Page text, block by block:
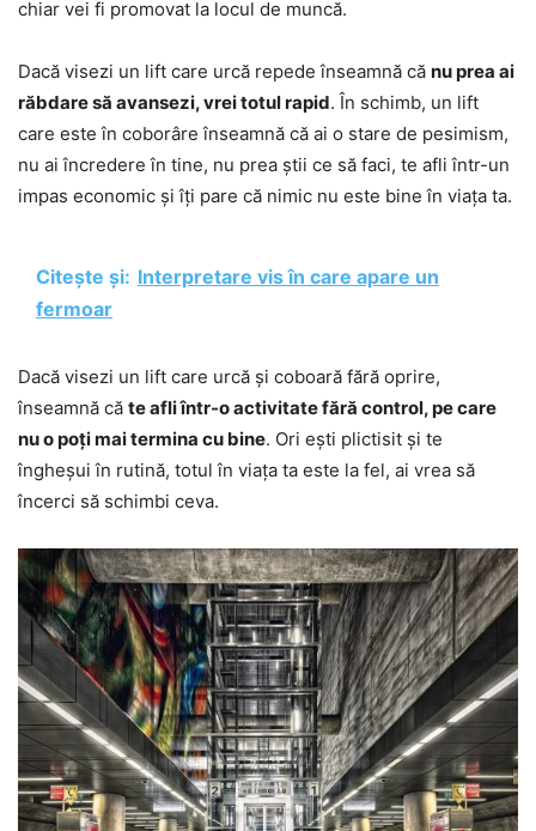
chiar vei fi promovat la locul de muncă.
Dacă visezi un lift care urcă repede înseamnă că nu prea ai
răbdare să avansezi, vrei totul rapid. În schimb, un lift
care este în coborâre înseamnă că ai o stare de pesimism,
nu ai încredere în tine, nu prea știi ce să faci, te afli într-un
impas economic și îți pare că nimic nu este bine în viața ta.
Citește și: Interpretare vis în care apare un
fermoar
Dacă visezi un lift care urcă și coboară fără oprire,
înseamnă că te afli într-o activitate fără control, pe care
nu o poți mai termina cu bine. Ori ești plictisit și te
îngheșui în rutină, totul în viața ta este la fel, ai vrea să
încerci să schimbi ceva.